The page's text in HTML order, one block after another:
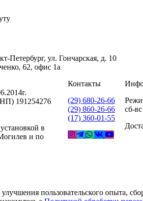
ул. Гончарская, д. 10
62, офис 1а
191254276
в
и по
Контакты
(29) 680-26-66
(29) 860-26-66
(17) 360-01-55
сб-
пользовательского опыта,